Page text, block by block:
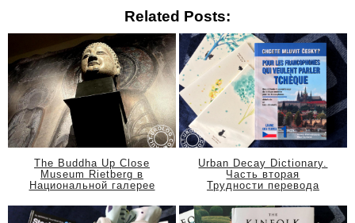
Related Posts:
The Buddha Up Close
Museum Rietberg в
Национальной галерее
Urban Decay Dictionary.
Часть вторая
Трудности перевода